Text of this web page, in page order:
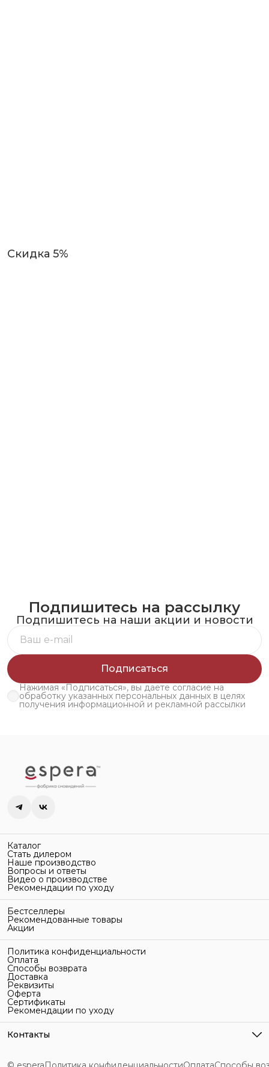
Скидка 5%
Подпишитесь на рассылку
Подпишитесь на наши акции и новости
Подписаться
Нажимая «Подписаться», вы даете согласие на
обработку указанных персональных данных в целях
получения информационной и рекламной рассылки
Каталог
Стать дилером
Наше производство
Вопросы и ответы
Видео о производстве
Рекомендации по уходу
Бестселлеры
Рекомендованные товары
Акции
Политика конфиденциальности
Оплата
Способы возврата
Доставка
Реквизиты
Оферта
Сертификаты
Рекомендации по уходу
Контакты